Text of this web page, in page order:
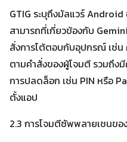
GTIG ระบุถึงมัลแวร์ Android
สามารถที่เกี่ยวข้องกับ
สั่งการโต้ตอบกับอุปกรณ์ เช่น
ตามคำสั่งของผู้โจมตี รวมถึง
การปลดล็อก เช่น PIN หรือ
ตั้งแอป
2.3 การโจมตีซัพพลายเชนข